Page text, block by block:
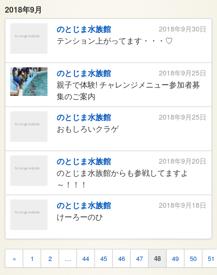
2018年9月
2018年9月30日
のとじま水族館
テンション上がってます・・・♡
2018年9月25日
のとじま水族館
親子で体験! チャレンジメニュー参加者募
集のご案内
2018年9月25日
のとじま水族館
おもしろいクラゲ
2018年9月20日
のとじま水族館
のとじま水族館からも参戦してますよ
～！！！
2018年9月18日
のとじま水族館
けーろーのひ
« 1 2 … 44 45 46 47 48 49 50 51